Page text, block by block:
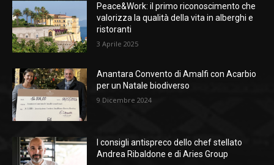
Peace&Work: il primo riconoscimento che
valorizza la qualità della vita in alberghi e
ristoranti
3 Aprile 2025
Anantara Convento di Amalfi con Acarbio
per un Natale biodiverso
9 Dicembre 2024
I consigli antispreco dello chef stellato
Andrea Ribaldone e di Aries Group